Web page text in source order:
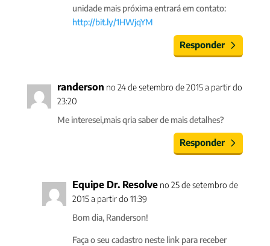
unidade mais próxima entrará em contato:
http://bit.ly/1HWjqYM
Responder
randerson no 24 de setembro de 2015 a partir do
23:20
Me interesei,mais qria saber de mais detalhes?
Responder
Equipe Dr. Resolve no 25 de setembro de
2015 a partir do 11:39
Bom dia, Randerson!
Faça o seu cadastro neste link para receber